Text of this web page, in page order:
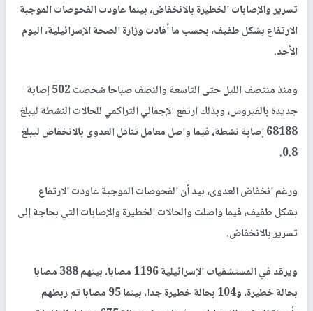
تسرير والإصابات الخطيرة بالانخفاض، بينما عاودت الفحوصات الموجبة
الارتفاع بشكل طفيف، بحسب ما أفادت وزارة الصحة الإسرائيلية، اليوم
الأحد.
ومنذ منتصف الليل حتى التاسعة والنصف صباحا شخصت 502 إصابة
جديدة بالفيروس، وبذلك ارتفع الإجمالي التراكمي للحالات النشطة ليبلغ
68188 إصابة نشطة، فيما واصل معامل تناقل العدوى بالانخفاض ليبلغ
0.8.
ورغم انخفاض العدوى، بيد أن الفحوصات الموجبة عاودت الارتفاع
بشكل طفيف، فيما واصلت والحالات الخطيرة والإصابات التي بحاجة إلى
تسرير بالانخفاض.
ويرقد في المستشفيات الإسرائيلية 1196 مصابا، بينهم 388 مصابا
بحالة خطيرة، و104 بحالة خطيرة جدا، بينما 95 مصابا تم ربطهم